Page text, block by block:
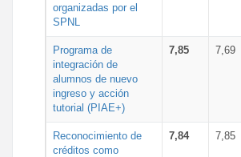
organizadas por el
SPNL
Programa de
integración de
alumnos de nuevo
ingreso y acción
tutorial (PIAE+)
7,85 7,69
Reconocimiento de
créditos como
7,84 7,85